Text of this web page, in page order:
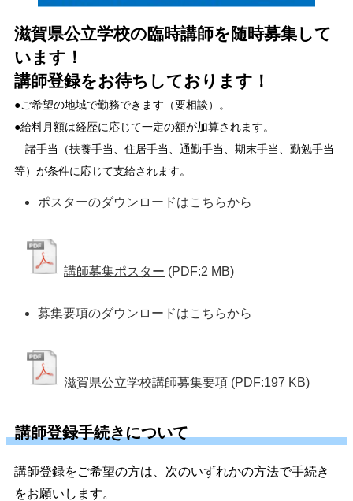
滋賀県公立学校の臨時講師を随時募集して
います！
講師登録をお待ちしております！
●ご希望の地域で勤務できます（要相談）。
●給料月額は経歴に応じて一定の額が加算されます。
諸手当（扶養手当、住居手当、通勤手当、期末手当、勤勉手当
等）が条件に応じて支給されます。
ポスターのダウンロードはこちらから
講師募集ポスター (PDF:2 MB)
募集要項のダウンロードはこちらから
滋賀県公立学校講師募集要項 (PDF:197 KB)
講師登録手続きについて
講師登録をご希望の方は、次のいずれかの方法で手続き
をお願いします。